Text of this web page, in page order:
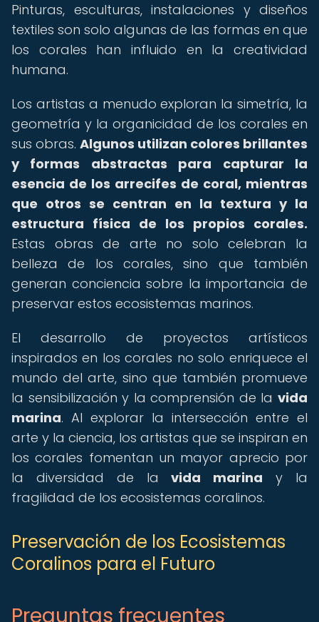
Pinturas, esculturas, instalaciones y diseños
textiles son solo algunas de las formas en que
los corales han influido en la creatividad
humana.
Los artistas a menudo exploran la simetría, la
geometría y la organicidad de los corales en
sus obras. Algunos utilizan colores brillantes
y formas abstractas para capturar la
esencia de los arrecifes de coral, mientras
que otros se centran en la textura y la
estructura física de los propios corales.
Estas obras de arte no solo celebran la
belleza de los corales, sino que también
generan conciencia sobre la importancia de
preservar estos ecosistemas marinos.
El desarrollo de proyectos artísticos
inspirados en los corales no solo enriquece el
mundo del arte, sino que también promueve
la sensibilización y la comprensión de la vida
marina. Al explorar la intersección entre el
arte y la ciencia, los artistas que se inspiran en
los corales fomentan un mayor aprecio por
la diversidad de lavida marina y la
fragilidad de los ecosistemas coralinos.
Preservación de los Ecosistemas
Coralinos para el Futuro
Preguntas frecuentes